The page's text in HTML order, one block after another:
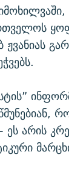
COVID-
საიტი
ჟვანიას
- ეს არის